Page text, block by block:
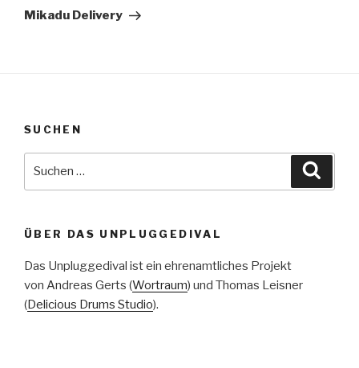
Beitrag
Mikadu Delivery
SUCHEN
ÜBER DAS UNPLUGGEDIVAL
Das Unpluggedival ist ein ehrenamtliches Projekt
von Andreas Gerts (Wortraum) und Thomas Leisner
(Delicious Drums Studio).